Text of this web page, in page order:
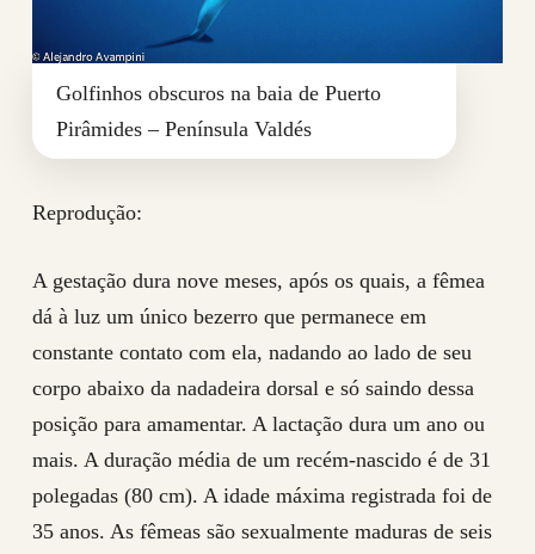
Golfinhos obscuros na baia de Puerto
Pirâmides – Península Valdés
Reprodução:
A gestação dura nove meses, após os quais, a fêmea
dá à luz um único bezerro que permanece em
constante contato com ela, nadando ao lado de seu
corpo abaixo da nadadeira dorsal e só saindo dessa
posição para amamentar. A lactação dura um ano ou
mais. A duração média de um recém-nascido é de 31
polegadas (80 cm). A idade máxima registrada foi de
35 anos. As fêmeas são sexualmente maduras de seis